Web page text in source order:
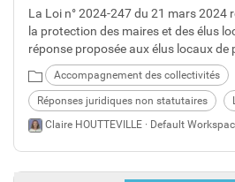
La Loi n° 2024-247 du 21 mars 2024
la protection des maires et des élus
réponse proposée aux élus locaux
au phénomène de violence au
de leurs concitoyens (publiée au
Accompagnement des collectivités
Réponses juridiques non statutaires
Claire HOUTTEVILLE · Default